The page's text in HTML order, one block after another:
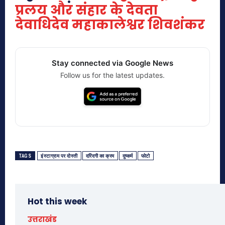
प्रलय और संहार के देवता
देवाधिदेव महाकालेश्वर शिवशंकर
Stay connected via Google News
Follow us for the latest updates.
TAGS इंस्टाग्राम पर दोस्ती दरिंदगी का क्रम दुष्कर्म फोटो
Hot this week
उत्तराखंड